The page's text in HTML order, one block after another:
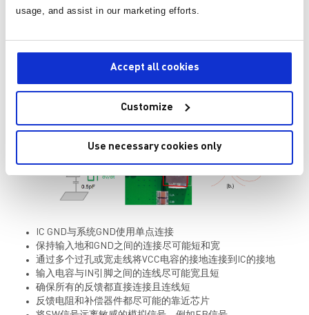
usage, and assist in our marketing efforts.
Accept all cookies
Customize
Use necessary cookies only
图十：输入电容靠近IC放置，电磁场更小
使用小的SW pad布局（图11）
IC GND与系统GND使用单点连接
保持输入地和GND之间的连接尽可能短和宽
通过多个过孔或宽走线将VCC电容的接地连接到IC的接地
输入电容与IN引脚之间的连线尽可能宽且短
确保所有的反馈都直接连接且连线短
反馈电阻和补偿器件都尽可能的靠近芯片